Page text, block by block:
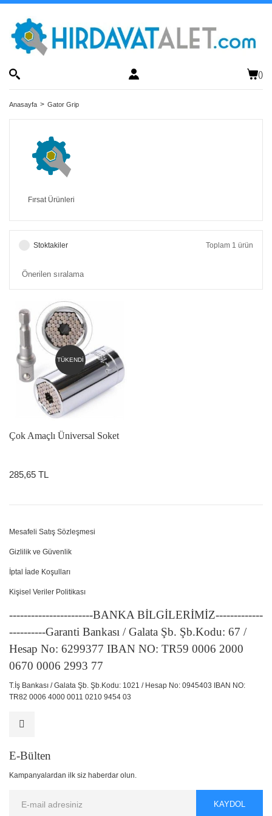
()
Anasayfa Gator Grip
Fırsat Ürünleri
Stoktakiler Toplam 1 ürün
TÜKENDİ
Çok Amaçlı Üniversal Soket
285,65 TL
Mesafeli Satış Sözleşmesi
Gizlilik ve Güvenlik
İptal İade Koşulları
Kişisel Veriler Politikası
-----------------------BANKA BİLGİLERİMİZ-------------
----------Garanti Bankası / Galata Şb. Şb.Kodu: 67 /
Hesap No: 6299377 IBAN NO: TR59 0006 2000
0670 0006 2993 77
T.İş Bankası / Galata Şb. Şb.Kodu: 1021 / Hesap No: 0945403 IBAN NO:
TR82 0006 4000 0011 0210 9454 03
E-Bülten
Kampanyalardan ilk siz haberdar olun.
KAYDOL